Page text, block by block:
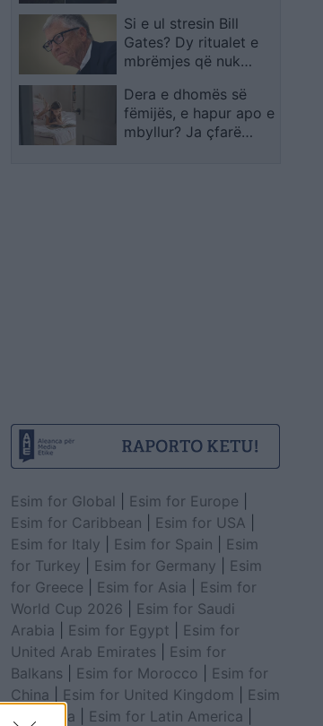
Shmangëm një bilanc
tragjik
Si e ul stresin Bill
Gates? Dy ritualet e
mbrëmjes që nuk
shpenzim
Dera e dhomës së
fëmijës, e hapur apo e
mbyllur? Ja çfarë
Esim for Global Esim for Europe
Esim for Caribbean
Esim for USA
Esim for Italy
Esim for Spain
Esim
for Turkey
Esim for Germany
Esim
for Greece
Esim for Asia
Esim for
World Cup 2026
Esim for Saudi
Arabia
Esim for Egypt
Esim for
United Arab Emirates
Esim for
Balkans
Esim for Morocco
Esim for
China
Esim for United Kingdom
Esim
for Africa
Esim for Latin America